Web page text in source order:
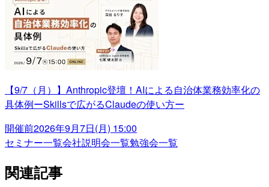
【9/7（月）】Anthropic登壇！AIによる自治体業務効率化の
具体例ーSkillsで広がるClaudeの使い方ー
開催前2026年9月7日(月) 15:00
セミナー一覧会社説明会一覧勉強会一覧
関連記事